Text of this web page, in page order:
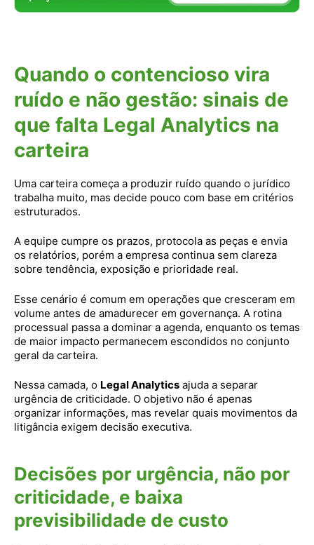
Quando o contencioso vira
ruído e não gestão: sinais de
que falta Legal Analytics na
carteira
Uma carteira começa a produzir ruído quando o jurídico
trabalha muito, mas decide pouco com base em critérios
estruturados.
A equipe cumpre os prazos, protocola as peças e envia
os relatórios, porém a empresa continua sem clareza
sobre tendência, exposição e prioridade real.
Esse cenário é comum em operações que cresceram em
volume antes de amadurecer em governança. A rotina
processual passa a dominar a agenda, enquanto os temas
de maior impacto permanecem escondidos no conjunto
geral da carteira.
Nessa camada, o Legal Analytics ajuda a separar
urgência de criticidade. O objetivo não é apenas
organizar informações, mas revelar quais movimentos da
litigância exigem decisão executiva.
Decisões por urgência, não por
criticidade, e baixa
previsibilidade de custo